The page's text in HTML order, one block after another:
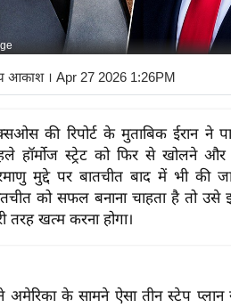
आकाश। Apr 27 2026 1:26PM
की रिपोर्ट के मुताबिक ईरान ने
हॉर्मोज स्ट्रेट को फिर से खोलने
मुद्दे पर बातचीत बाद में भी की
को सफल बनाना चाहता है तो
तरह खत्म करना होगा।
अमेरिका के सामने ऐसा तीन स्टेप